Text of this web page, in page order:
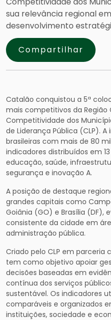
sua relevância regional
desenvolvimento
Compartilhar
Catalão conquistou a 5ª
mais competitivos da Região
Competitividade dos
de Liderança Pública (CLP).
brasileiras com mais de 80
indicadores distribuídos em
educação, saúde,
segurança e inovação A.
A posição de destaque
grandes capitais como
Goiânia (GO) e Brasília (DF),
consistente da cidade em
administração pública.
Criado pelo CLP em parceria
tem como objetivo apoiar
decisões baseadas em
contínua dos serviços
sustentável. Os indicadores
comparáveis e organizados
instituições, sociedade e